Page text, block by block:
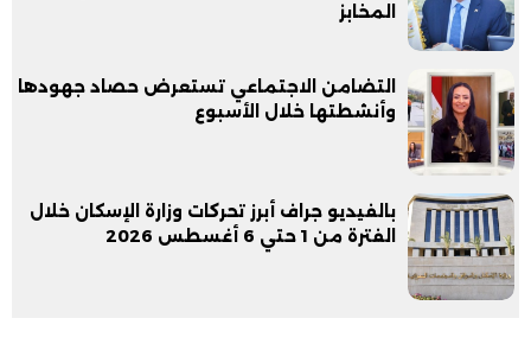
المخابز
التضامن الاجتماعي تستعرض حصاد جهودها
وأنشطتها خلال الأسبوع
بالفيديو جراف أبرز تحركات وزارة الإسكان خلال
الفترة من 1 حتي 6 أغسطس 2026